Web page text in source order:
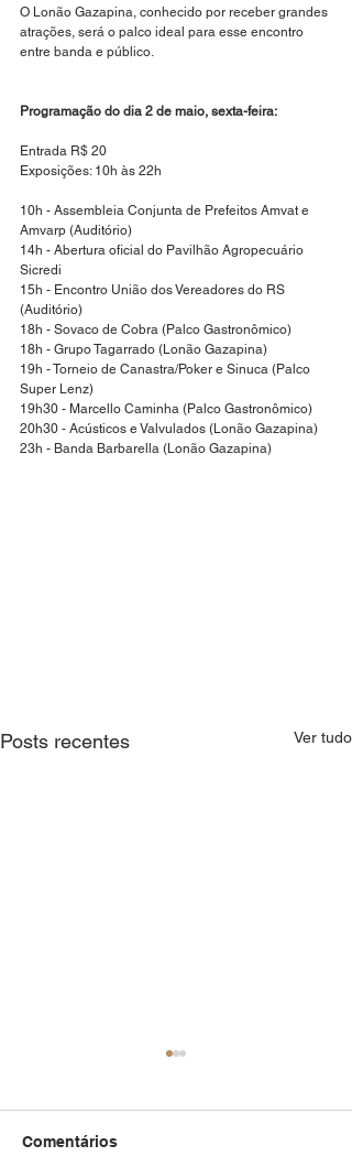
O Lonão Gazapina, conhecido por receber grandes
atrações, será o palco ideal para esse encontro
entre banda e público.
Programação do dia 2 de maio, sexta-feira:
Entrada R$ 20
Exposições: 10h às 22h
10h - Assembleia Conjunta de Prefeitos Amvat e
Amvarp (Auditório)
14h - Abertura oficial do Pavilhão Agropecuário
Sicredi
15h - Encontro União dos Vereadores do RS
(Auditório)
18h - Sovaco de Cobra (Palco Gastronômico)
18h - Grupo Tagarrado (Lonão Gazapina)
19h - Torneio de Canastra/Poker e Sinuca (Palco
Super Lenz)
19h30 - Marcello Caminha (Palco Gastronômico)
20h30 - Acústicos e Valvulados (Lonão Gazapina)
23h - Banda Barbarella (Lonão Gazapina)
Posts recentes Ver tudo
Comentários